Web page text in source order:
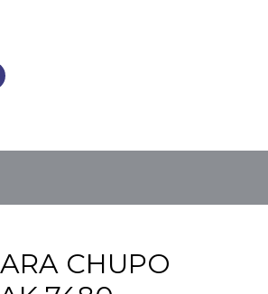
CHUPO